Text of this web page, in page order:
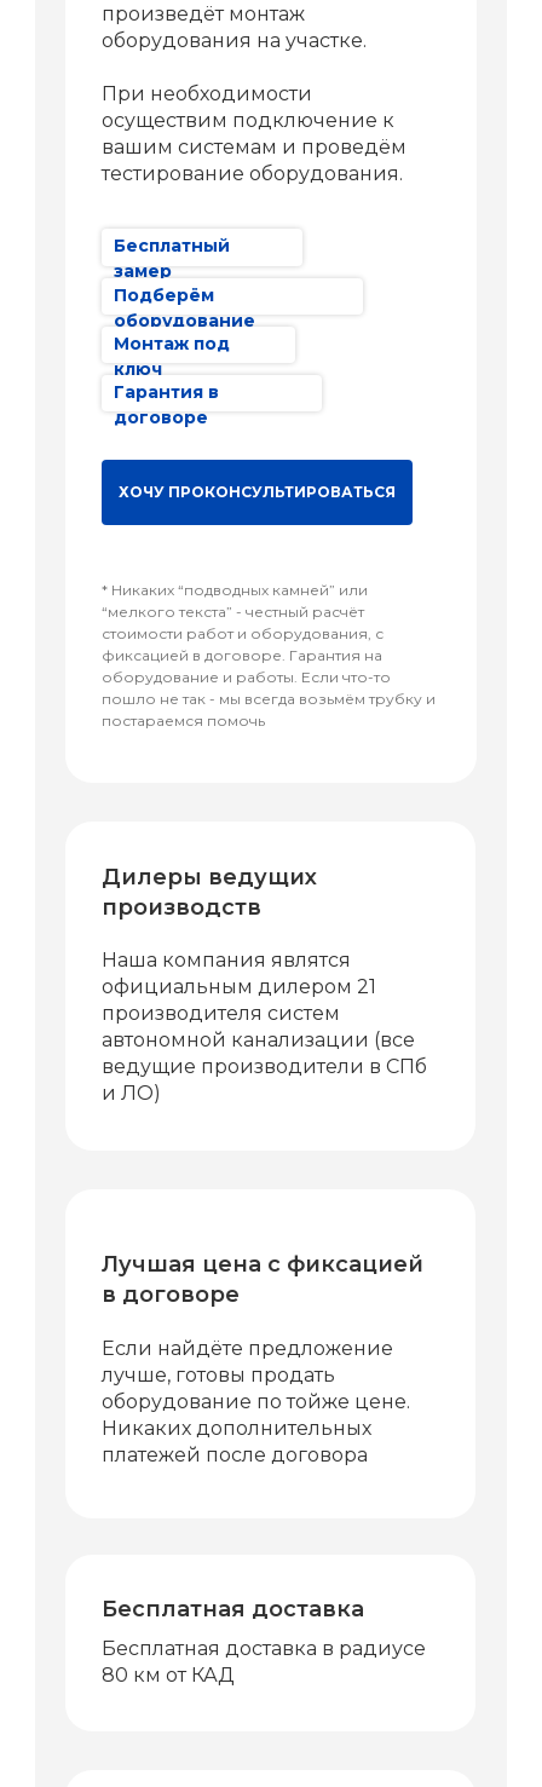
ХОЧУ ПРОКОНСУЛЬТИРОВАТЬСЯ
* Никаких “подводных камней” или
“мелкого текста” - честный расчёт
стоимости работ и оборудования, с
фиксацией в договоре. Гарантия на
оборудование и работы. Если что-то
пошло не так - мы всегда возьмём трубку и
постараемся помочь
Бесплатный
замер
Подберём
оборудование
Монтаж под
ключ
Гарантия в
договоре
произведёт монтаж
оборудования на участке.
При необходимости
осуществим подключение к
вашим системам и проведём
тестирование оборудования.
Наша компания являтся
официальным дилером 21
производителя систем
автономной канализации (все
ведущие производители в СПб
и ЛО)
Дилеры ведущих
производств
Если найдёте предложение
лучше, готовы продать
оборудование по тойже цене.
Никаких дополнительных
платежей после договора
Лучшая цена с фиксацией
в договоре
Бесплатная доставка в радиусе
80 км от КАД
Бесплатная доставка